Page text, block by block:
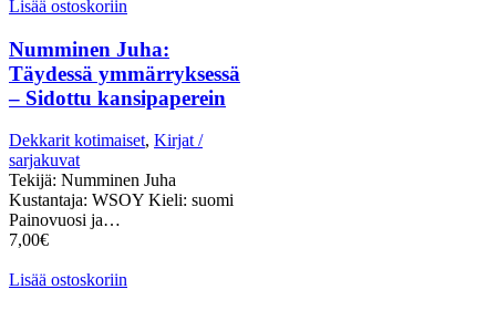
Lisää ostoskoriin
Numminen Juha:
Täydessä ymmärryksessä
– Sidottu kansipaperein
Dekkarit kotimaiset, Kirjat /
sarjakuvat
Tekijä: Numminen Juha
Kustantaja: WSOY Kieli: suomi
Painovuosi ja…
7,00€
Lisää ostoskoriin